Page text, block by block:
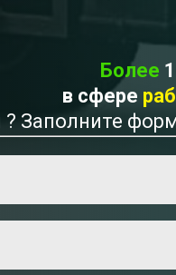
Более
в сфере
? Заполните